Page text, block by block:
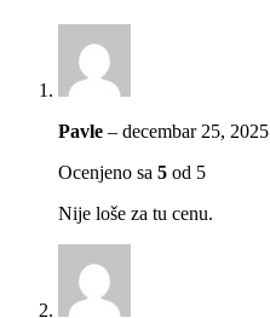
Pavle – decembar 25, 2025
Ocenjeno sa 5 od 5
Nije loše za tu cenu.